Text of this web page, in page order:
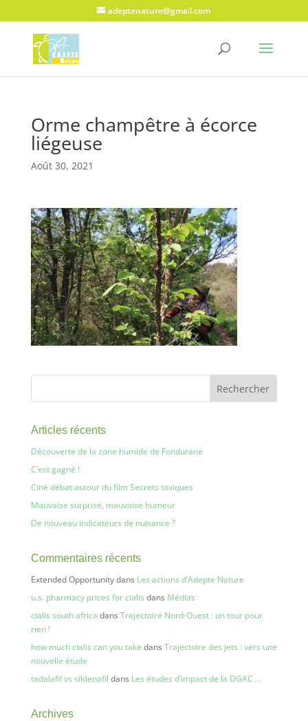
adeptenature@gmail.com
Orme champêtre à écorce
liégeuse
Août 30, 2021
Articles récents
Découverte de la zone humide de Fondurane
C’est gagné !
Ciné débat autour du film Secrets toxiques
Mauvaise surprise, mauvaise humeur
De nouveau indicateurs de nuisance ?
Commentaires récents
Extended Opportunitydans Les actions d’Adepte Nature
u.s. pharmacy prices for cialis dans Médias
cialis south africa dans Trajectoire Nord-Ouest : un tour pour
rien !
how much cialis can you take dans Trajectoire des jets : vers une
nouvelle étude
tadalafil vs sildenafil dans Les études d’impact de la DGAC …
Archives